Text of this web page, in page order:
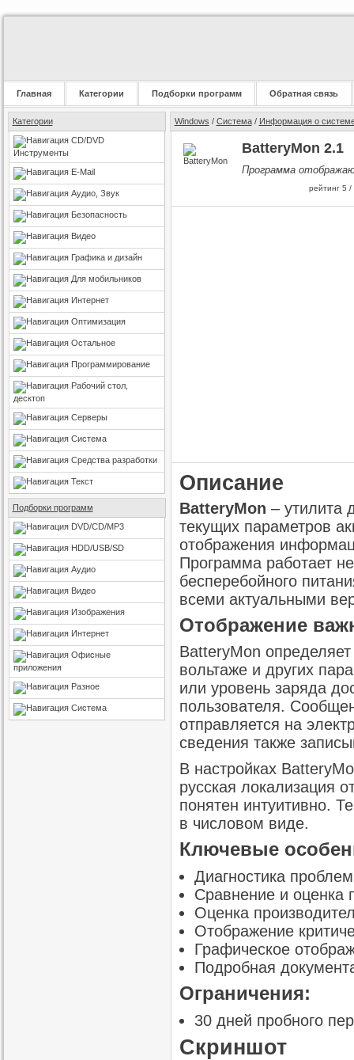
Главная Категории Подборки программ Обратная связь
Категории
CD/DVD
Инструменты
E-Mail
Аудио, Звук
Безопасность
Видео
Графика и дизайн
Для мобильников
Интернет
Оптимизация
Остальное
Программирование
Рабочий стол,
десктоп
Серверы
Система
Средства разработки
Текст
Подборки программ
DVD/CD/MP3
HDD/USB/SD
Аудио
Видео
Изображения
Интернет
Офисные
приложения
Разное
Система
Windows / Система/ Информация о
BatteryMon 2.1
Программа
рейтинг 5 /
Описание
BatteryMon – утилита
текущих параметров
отображения
Программа работает
бесперебойного
всеми актуальными
Отображение
BatteryMon
вольтаже и других
или уровень заряда
пользователя.
отправляется на
сведения также
В настройках
русская локализация
понятен интуитивно.
в числовом виде.
Ключевые
Диагностика
Сравнение и оценка
Оценка
Отображение
Графическое
Подробная
Ограничения:
30 дней пробного
Скриншот